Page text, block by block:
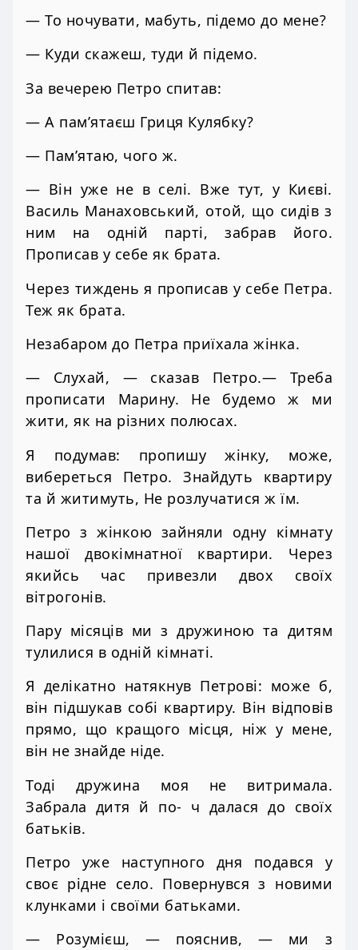
— То ночувати, мабуть, підемо до мене?
— Куди скажеш, туди й підемо.
За вечерею Петро спитав:
— А пам’ятаєш Гриця Кулябку?
— Пам’ятаю, чого ж.
— Він уже не в селі. Вже тут, у Києві.
Василь Манаховський, отой, що сидів з
ним на одній парті, забрав його.
Прописав у себе як брата.
Через тиждень я прописав у себе Петра.
Теж як брата.
Незабаром до Петра приїхала жінка.
— Слухай, — сказав Петро.— Треба
прописати Марину. Не будемо ж ми
жити, як на різних полюсах.
Я подумав: пропишу жінку, може,
вибереться Петро. Знайдуть квартиру
та й житимуть, Не розлучатися ж їм.
Петро з жінкою зайняли одну кімнату
нашої двокімнатної квартири. Через
якийсь час привезли двох своїх
вітрогонів.
Пару місяців ми з дружиною та дитям
тулилися в одній кімнаті.
Я делікатно натякнув Петрові: може б,
він підшукав собі квартиру. Він відповів
прямо, що кращого місця, ніж у мене,
він не знайде ніде.
Тоді дружина моя не витримала.
Забрала дитя й по- ч далася до своїх
батьків.
Петро уже наступного дня подався у
своє рідне село. Повернувся з новими
клунками і своїми батьками.
— Розумієш, — пояснив, — ми з